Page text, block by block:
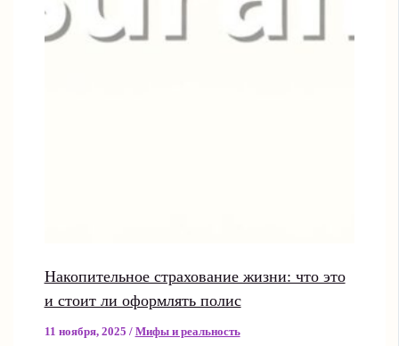
Накопительное страхование жизни: что это
и стоит ли оформлять полис
11 ноября, 2025 / Мифы и реальность